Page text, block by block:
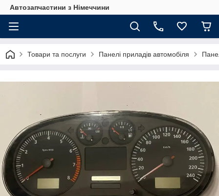
Автозапчастини з Німеччини
Товари та послуги Панелі приладів автомобіля